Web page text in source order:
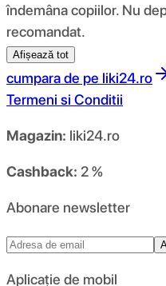
îndemâna copiilor. Nu
recomandat.
Afișează tot
cumpara de pe liki24.ro
Termeni si Conditii
Magazin: liki24.ro
Cashback: 2 %
Abonare newsletter
Aplicație de mobil